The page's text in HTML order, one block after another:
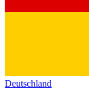
Deutschland